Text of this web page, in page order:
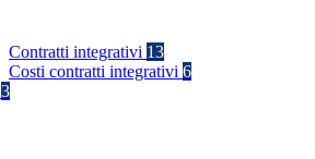
Contratti integrativi 13
Costi contratti integrativi 6
3